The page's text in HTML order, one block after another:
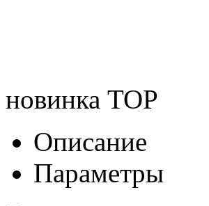
новинка TOP
Описание
Параметры